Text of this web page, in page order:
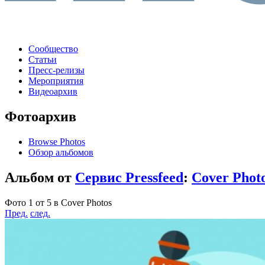
Сообщество
Статьи
Пресс-релизы
Мероприятия
Видеоархив
Фотоархив
Browse Photos
Обзор альбомов
Альбом от Сервис Pressfeed: Cover
Фото 1 от 5 в Cover Photos
Пред. след.